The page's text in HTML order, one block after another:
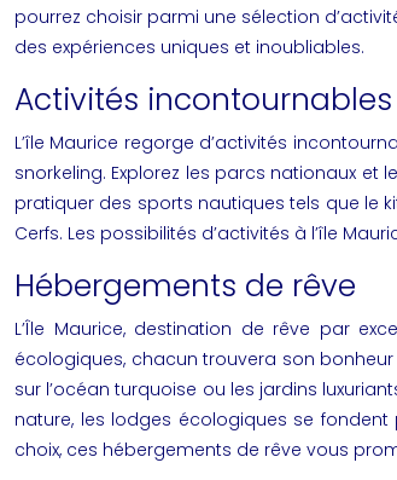
pourrez choisir parmi une sélection
des expériences uniques et inoubliables.
Activités incontournables
L’île Maurice regorge d’activités
snorkeling. Explorez les parcs nationaux
pratiquer des sports nautiques tels que le
Cerfs. Les possibilités d’activités à l’île
Hébergements de rêve
L’Île Maurice, destination de rêve par
écologiques, chacun trouvera son
sur l’océan turquoise ou les jardins
nature, les lodges écologiques se
choix, ces hébergements de rêve vous